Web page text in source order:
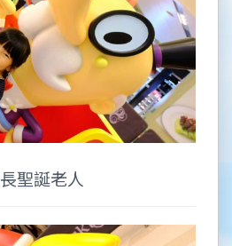
聖誕老人